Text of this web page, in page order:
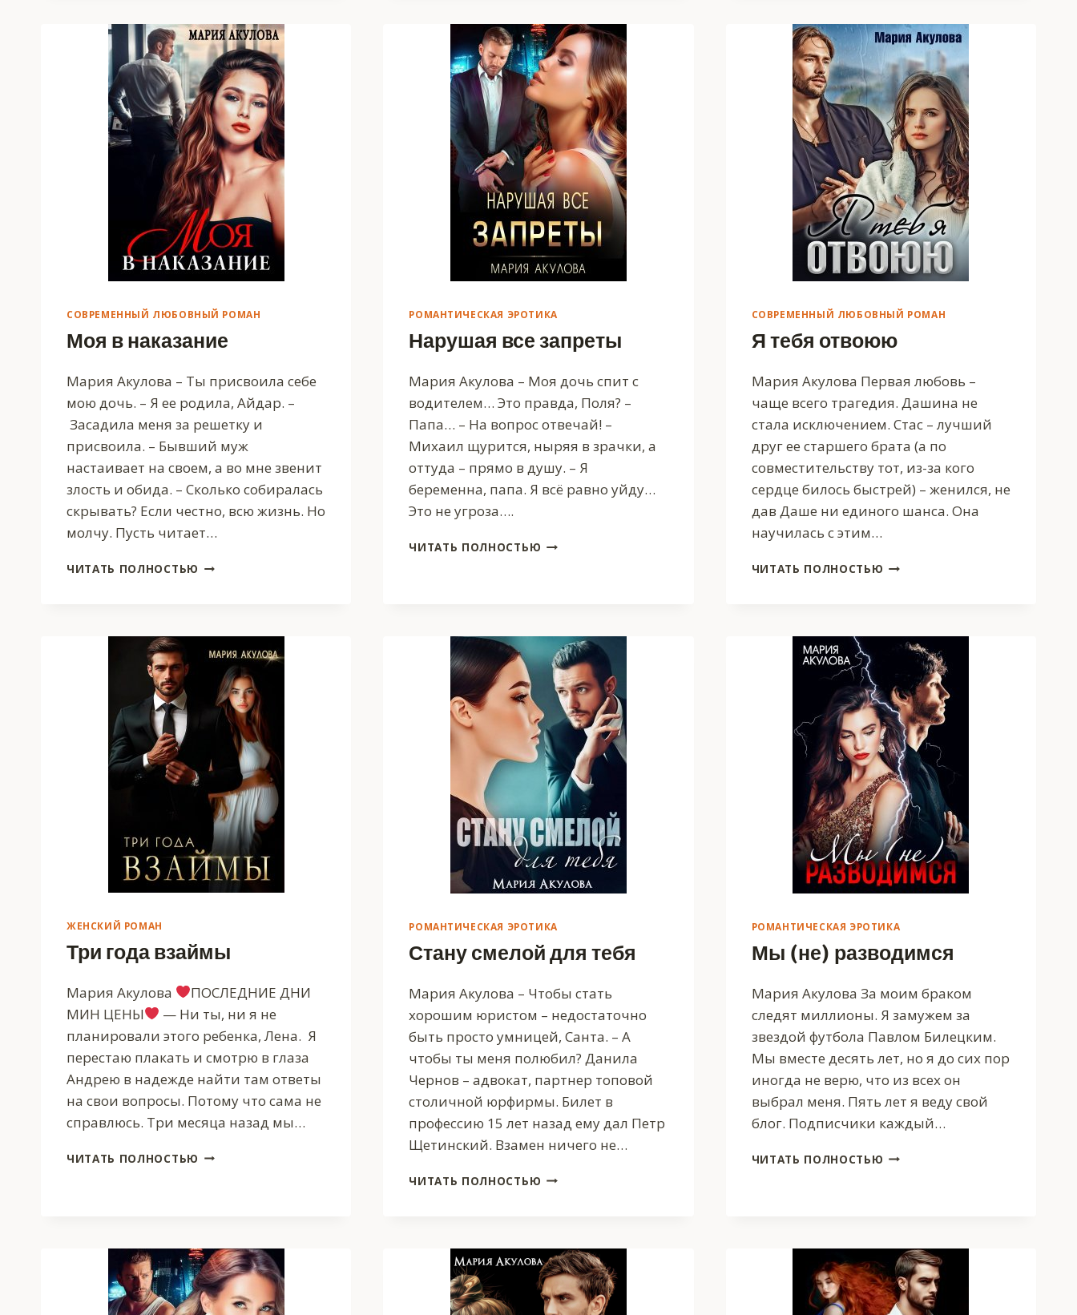
СОВРЕМЕННЫЙ ЛЮБОВНЫЙ РОМАН
Моя в наказание
Мария Акулова – Ты присвоила себе
мою дочь. – Я ее родила, Айдар. –
Засадила меня за решетку и
присвоила. – Бывший муж
настаивает на своем, а во мне звенит
злость и обида. – Сколько собиралась
скрывать? Если честно, всю жизнь. Но
молчу. Пусть читает…
ЧИТАТЬ ПОЛНОСТЬЮ МОЯ
РОМАНТИЧЕСКАЯ ЭРОТИКА
Нарушая все запреты
Мария Акулова – Моя дочь спит с
водителем… Это правда, Поля? –
Папа… – На вопрос отвечай! –
Михаил щурится, ныряя в зрачки, а
оттуда – прямо в душу. – Я
беременна, папа. Я всё равно уйду…
Это не угроза….
ЧИТАТЬ ПОЛНОСТЬЮ НАРУШАЯ
СОВРЕМЕННЫЙ ЛЮБОВНЫЙ РОМАН
Я тебя отвоюю
Мария Акулова Первая любовь –
чаще всего трагедия. Дашина не
стала исключением. Стас – лучший
друг ее старшего брата (а по
совместительству тот, из-за кого
сердце билось быстрей) – женился, не
дав Даше ни единого шанса. Она
научилась с этим…
ЧИТАТЬ ПОЛНОСТЬЮ Я
ЖЕНСКИЙ РОМАН
Три года взаймы
Мария Акулова
ПОСЛЕДНИЕ ДНИ
МИН ЦЕНЫ
— Ни ты, ни я не
планировали этого ребенка, Лена. Я
перестаю плакать и смотрю в глаза
Андрею в надежде найти там ответы
на свои вопросы. Потому что сама не
справлюсь. Три месяца назад мы…
ЧИТАТЬ ПОЛНОСТЬЮ ТРИ
РОМАНТИЧЕСКАЯ ЭРОТИКА
Стану смелой для тебя
Мария Акулова – Чтобы стать
хорошим юристом – недостаточно
быть просто умницей, Санта. – А
чтобы ты меня полюбил? Данила
Чернов – адвокат, партнер топовой
столичной юрфирмы. Билет в
профессию 15 лет назад ему дал Петр
Щетинский. Взамен ничего не…
ЧИТАТЬ ПОЛНОСТЬЮ СТАНУ
РОМАНТИЧЕСКАЯ ЭРОТИКА
Мы (не) разводимся
Мария Акулова За моим браком
следят миллионы. Я замужем за
звездой футбола Павлом Билецким.
Мы вместе десять лет, но я до сих пор
иногда не верю, что из всех он
выбрал меня. Пять лет я веду свой
блог. Подписчики каждый…
ЧИТАТЬ ПОЛНОСТЬЮ МЫ